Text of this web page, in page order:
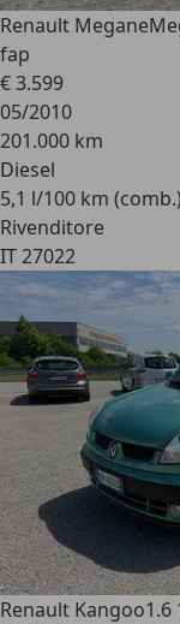
Renault Megane
fap
€ 3.599
05/2010
201.000 km
Diesel
5,1 l/100 km (comb.)
Rivenditore
IT 27022
Renault Kangoo1.6